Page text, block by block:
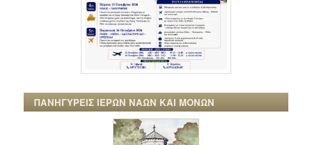
ΠΑΝΗΓΥΡΕΙΣ ΙΕΡΩΝ ΝΑΩΝ ΚΑΙ ΜΟΝΩΝ